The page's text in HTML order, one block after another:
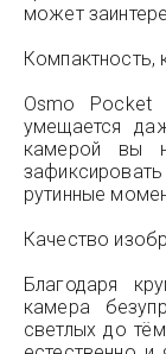
может
Компактность,
Osmo Pocket
умещается
камерой вы
рутинные
Качество
Благодаря
камера
светлых до